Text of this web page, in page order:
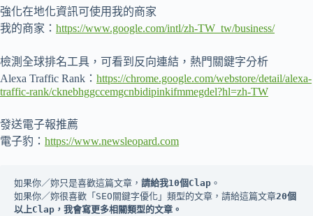
強化在地化資訊可使用我的商家
我的商家： https://www.google.com/intl/zh-TW_tw/business/
檢測全球排名工具，可看到反向連結，熱門關鍵字分析
Alexa Traffic Rank： https://chrome.google.com/webstore/detail/alexa-
traffic-rank/cknebhggccemgcnbidipinkifmmegdel?hl=zh-TW
發送電子報推薦
電子豹： https://www.newsleopard.com
如果你／妳只是喜歡這篇文章， 請給我10個Clap 。
如果你／妳很喜歡「SEO關鍵字優化」類型的文章，請給這篇文章20個
以上Clap，我會寫更多相關類型的文章。